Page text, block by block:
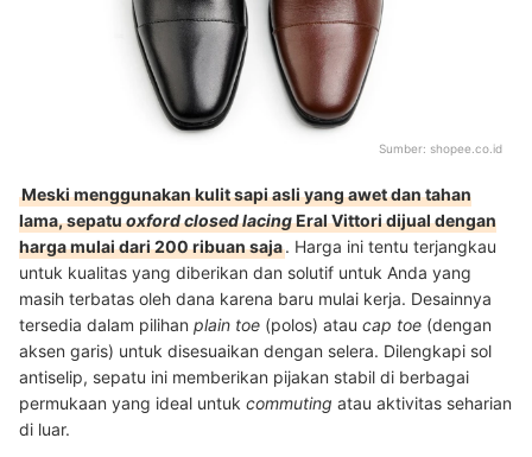
Sumber: shopee.co.id
Meski menggunakan kulit sapi asli yang awet dan tahan
lama, sepatuoxford closed lacingEral Vittori dijual dengan
harga mulai dari 200 ribuan saja. Harga ini tentu terjangkau
untuk kualitas yang diberikan dan solutif untuk Anda yang
masih terbatas oleh dana karena baru mulai kerja. Desainnya
tersedia dalam pilihan plain toe (polos) atau cap toe (dengan
aksen garis) untuk disesuaikan dengan selera. Dilengkapi sol
antiselip, sepatu ini memberikan pijakan stabil di berbagai
permukaan yang ideal untuk commuting atau aktivitas seharian
di luar.